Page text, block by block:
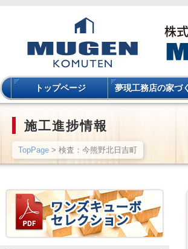
トップページ 夢現工務店の家づ
施工進捗情報
TopPage > 検査：今熊野北日吉町